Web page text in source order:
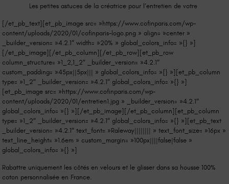
Les petites astuces de la créatrice pour l’entretien de votre
[/et_pb_text][et_pb_image src= »https://www.cofinparis.com/wp-
content/uploads/2020/01/cofinparis-logo.png » align= »center »
_builder_version= »4.2.1″ width= »20% » global_colors_info= »{} »]
[/et_pb_image][/et_pb_column][/et_pb_row][et_pb_row
column_structure= »1_2,1_2″ _builder_version= »4.2.1″
custom_padding= »45px||5px||| » global_colors_info= »{} »][et_pb_column
type= »1_2″ _builder_version= »4.2.1″ global_colors_info= »{} »]
[et_pb_image src= »https://www.cofinparis.com/wp-
content/uploads/2020/01/entretien1.jpg » _builder_version= »4.2.1″
global_colors_info= »{} »][/et_pb_image][/et_pb_column][et_pb_column
type= »1_2″ _builder_version= »4.2.1″ global_colors_info= »{} »][et_pb_text
_builder_version= »4.2.1″ text_font= »Raleway|||||||| » text_font_size= »16px »
text_line_height= »1.6em » custom_margin= »100px||||false|false »
global_colors_info= »{} »]
Rabattre uniquement les côtés en velours et le glisser dans sa housse 100%
coton personnalisée en France.